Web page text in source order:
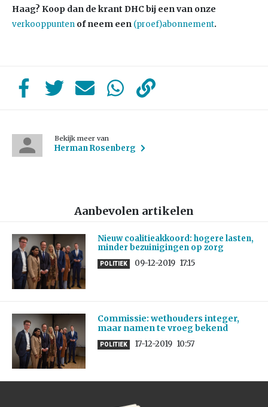
Haag? Koop dan de krant DHC bij een van onze
verkooppunten of neem een (proef)abonnement.
Bekijk meer van
Herman Rosenberg
Aanbevolen artikelen
Nieuw coalitieakkoord: hogere lasten,
minder bezuinigingen op zorg
POLITIEK 09-12-2019 17:15
Commissie: wethouders integer,
maar namen te vroeg bekend
POLITIEK 17-12-2019 10:57